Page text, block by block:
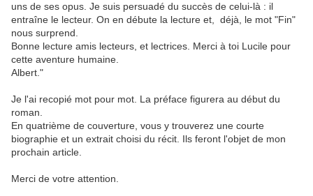
uns de ses opus. Je suis persuadé du succès de celui-là : il
entraîne le lecteur. On en débute la lecture et, déjà, le mot "Fin"
nous surprend.
Bonne lecture amis lecteurs, et lectrices. Merci à toi Lucile pour
cette aventure humaine.
Albert."
Je l'ai recopié mot pour mot. La préface figurera au début du
roman.
En quatrième de couverture, vous y trouverez une courte
biographie et un extrait choisi du récit. Ils feront l'objet de mon
prochain article.
Merci de votre attention.